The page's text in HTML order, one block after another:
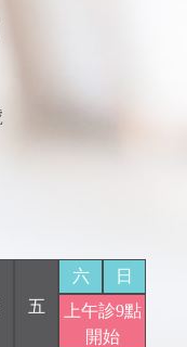
五
六
日
上午診9點
開始